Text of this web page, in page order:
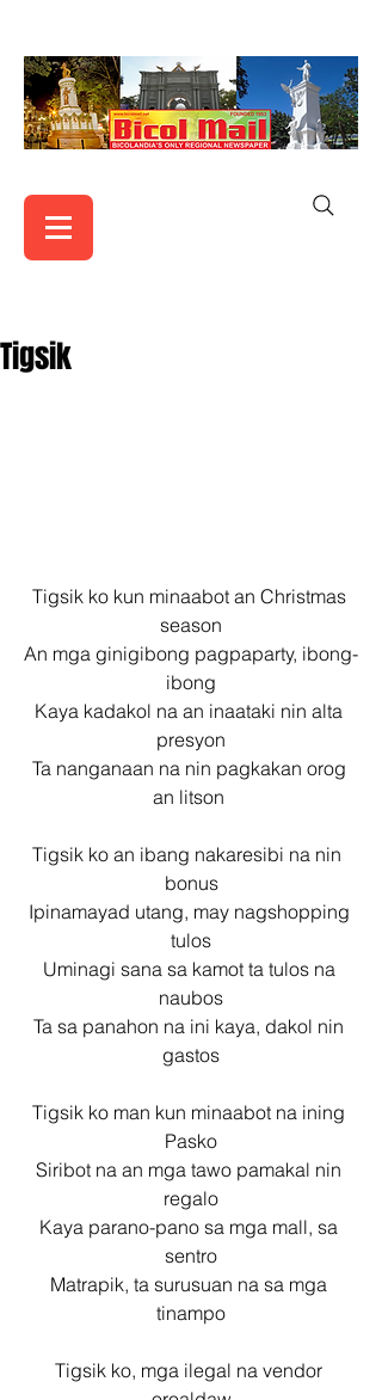
Tigsik
Tigsik ko kun minaabot an Christmas
season
An mga ginigibong pagpaparty, ibong-
ibong
Kaya kadakol na an inaataki nin alta
presyon
Ta nanganaan na nin pagkakan orog
an litson
Tigsik ko an ibang nakaresibi na nin
bonus
Ipinamayad utang, may nagshopping
tulos
Uminagi sana sa kamot ta tulos na
naubos
Ta sa panahon na ini kaya, dakol nin
gastos
Tigsik ko man kun minaabot na ining
Pasko
Siribot na an mga tawo pamakal nin
regalo
Kaya parano-pano sa mga mall, sa
sentro
Matrapik, ta surusuan na sa mga
tinampo
Tigsik ko, mga ilegal na vendor